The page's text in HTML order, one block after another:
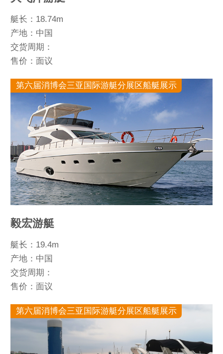
艇长：18.74m
产地：中国
交货周期：
售价：面议
第六届消博会三亚国际游艇分展区船艇展示
毅宏游艇
艇长：19.4m
产地：中国
交货周期：
售价：面议
第六届消博会三亚国际游艇分展区船艇展示